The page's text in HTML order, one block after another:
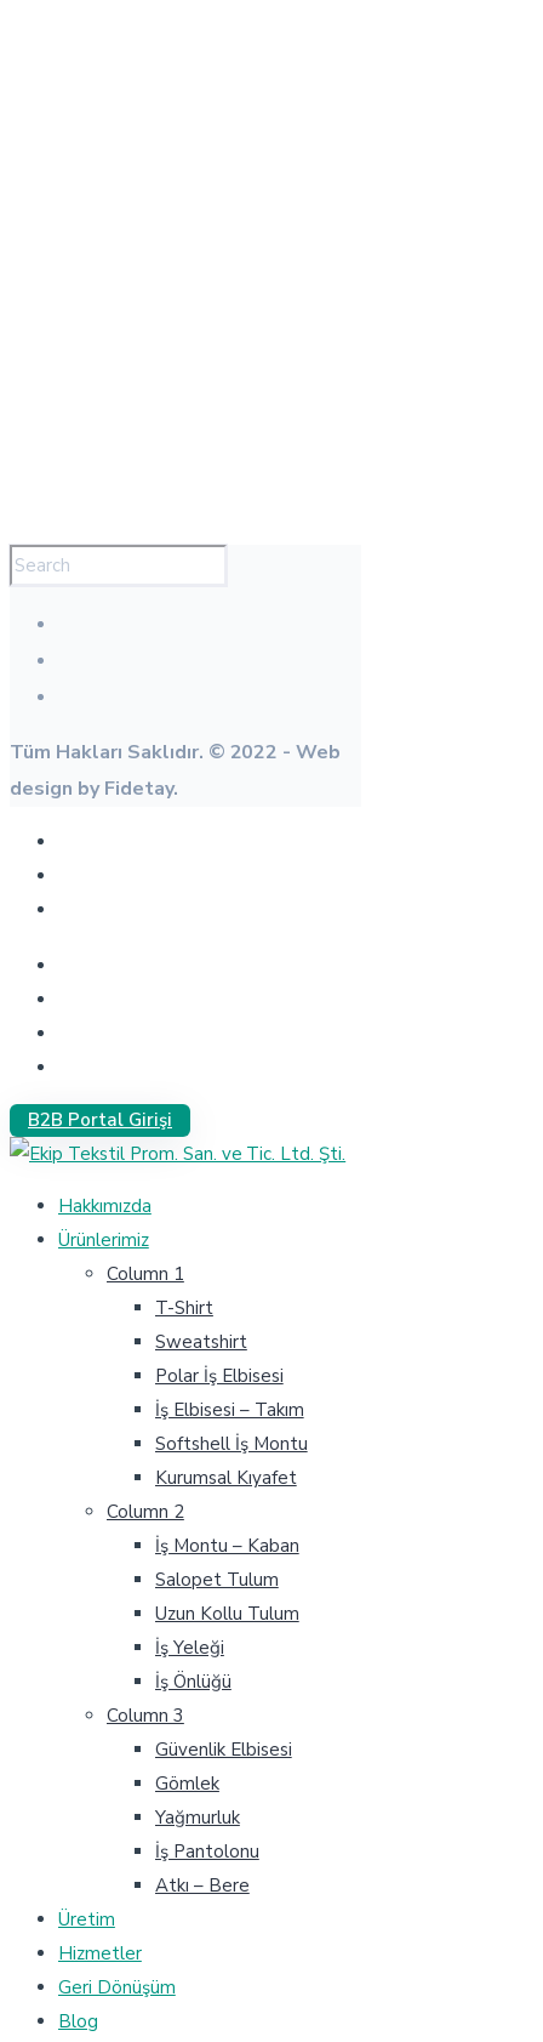
Tüm Hakları Saklıdır. © 2022 - Web
design by Fidetay.
B2B Portal Girişi
Hakkımızda
Ürünlerimiz
Column 1
T-Shirt
Sweatshirt
Polar İş Elbisesi
İş Elbisesi – Takım
Softshell İş Montu
Kurumsal Kıyafet
Column 2
İş Montu – Kaban
Salopet Tulum
Uzun Kollu Tulum
İş Yeleği
İş Önlüğü
Column 3
Güvenlik Elbisesi
Gömlek
Yağmurluk
İş Pantolonu
Atkı – Bere
Üretim
Hizmetler
Geri Dönüşüm
Blog